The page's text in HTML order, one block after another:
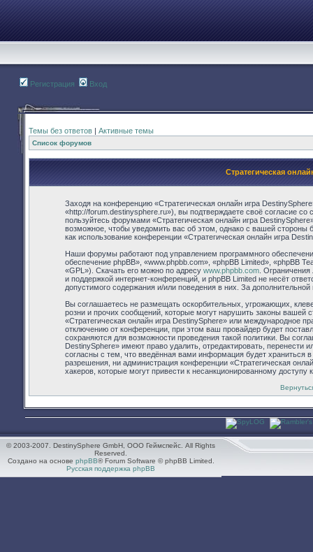
Регистрация Вход
Темы без ответов | Активные темы
Список форумов
Стратегическая
Заходя на конференцию «Стратегическая онлайн игра
«http://forum.destinysphere.ru»), вы подтверждаете своё согласие
пользуйтесь форумами «Стратегическая онлайн игра
возможное, чтобы уведомить вас об этом, однако с вашей стороны
как использование конференции «Стратегическая онлайн игра
Наши форумы работают под управлением программного
обеспечение phpBB», «www.phpbb.com», «phpBB Limited», «phpBB
«GPL»). Скачать его можно по адресу www.phpbb.com. Ограничения
и поддержкой интернет-конференций, и phpBB Limited не несёт
допустимого содержания и/или поведения в них. За
Вы соглашаетесь не размещать оскорбительных, угрожающих,
розни и прочих сообщений, которые могут нарушить законы вашей
«Стратегическая онлайн игра DestinySphere» или международное
отключению от конференции, при этом ваш провайдер будет
сохраняются для возможности проведения такой политики. Вы
DestinySphere» имеют право удалить, отредактировать,
согласны с тем, что введённая вами информация будет храниться
разрешения, ни администрация конференции «Стратегическая
хакеров, которые могут привести к несанкционированному доступу
© 2003-2007. DestinySphere GmbH, ООО Геймспейс. All Rights
Reserved.
Создано на основе phpBB® Forum Software © phpBB Limited.
Русская поддержка phpBB